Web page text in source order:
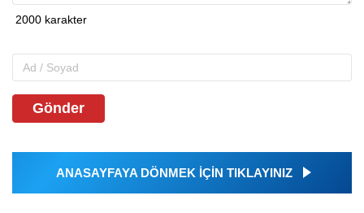
Gönder
ANASAYFAYA DÖNMEK İÇİN TIKLAYINIZ